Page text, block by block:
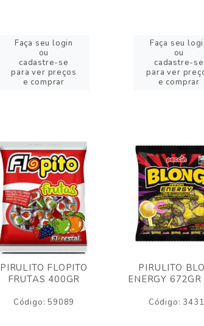
Faça seu login
ou
cadastre-se
para ver preços
e comprar
Faça seu
ou
cadastre-se
para ver
e comprar
PIRULITO FLOPITO
FRUTAS 400GR
Código: 59089
PIRULITO
ENERGY
Código: